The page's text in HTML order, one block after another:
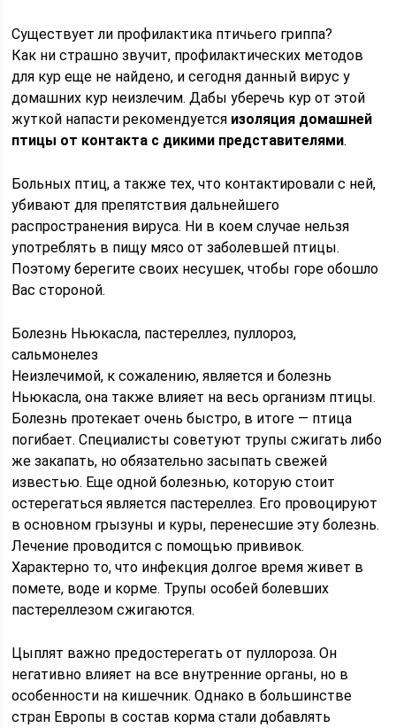
Существует ли профилактика птичьего гриппа?
Как ни страшно звучит, профилактических методов
для кур еще не найдено, и сегодня данный вирус у
домашних кур неизлечим. Дабы уберечь кур от этой
жуткой напасти рекомендуется изоляция домашней
птицы от контакта с дикими представителями.
Больных птиц, а также тех, что контактировали с ней,
убивают для препятствия дальнейшего
распространения вируса. Ни в коем случае нельзя
употреблять в пищу мясо от заболевшей птицы.
Поэтому берегите своих несушек, чтобы горе обошло
Вас стороной.
Болезнь Ньюкасла, пастереллез, пуллороз,
сальмонелез
Неизлечимой, к сожалению, является и болезнь
Ньюкасла, она также влияет на весь организм птицы.
Болезнь протекает очень быстро, в итоге — птица
погибает. Специалисты советуют трупы сжигать либо
же закапать, но обязательно засыпать свежей
известью. Еще одной болезнью, которую стоит
остерегаться является пастереллез. Его провоцируют
в основном грызуны и куры, перенесшие эту болезнь.
Лечение проводится с помощью прививок.
Характерно то, что инфекция долгое время живет в
помете, воде и корме. Трупы особей болевших
пастереллезом сжигаются.
Цыплят важно предостерегать от пуллороза. Он
негативно влияет на все внутренние органы, но в
особенности на кишечник. Однако в большинстве
стран Европы в состав корма стали добавлять